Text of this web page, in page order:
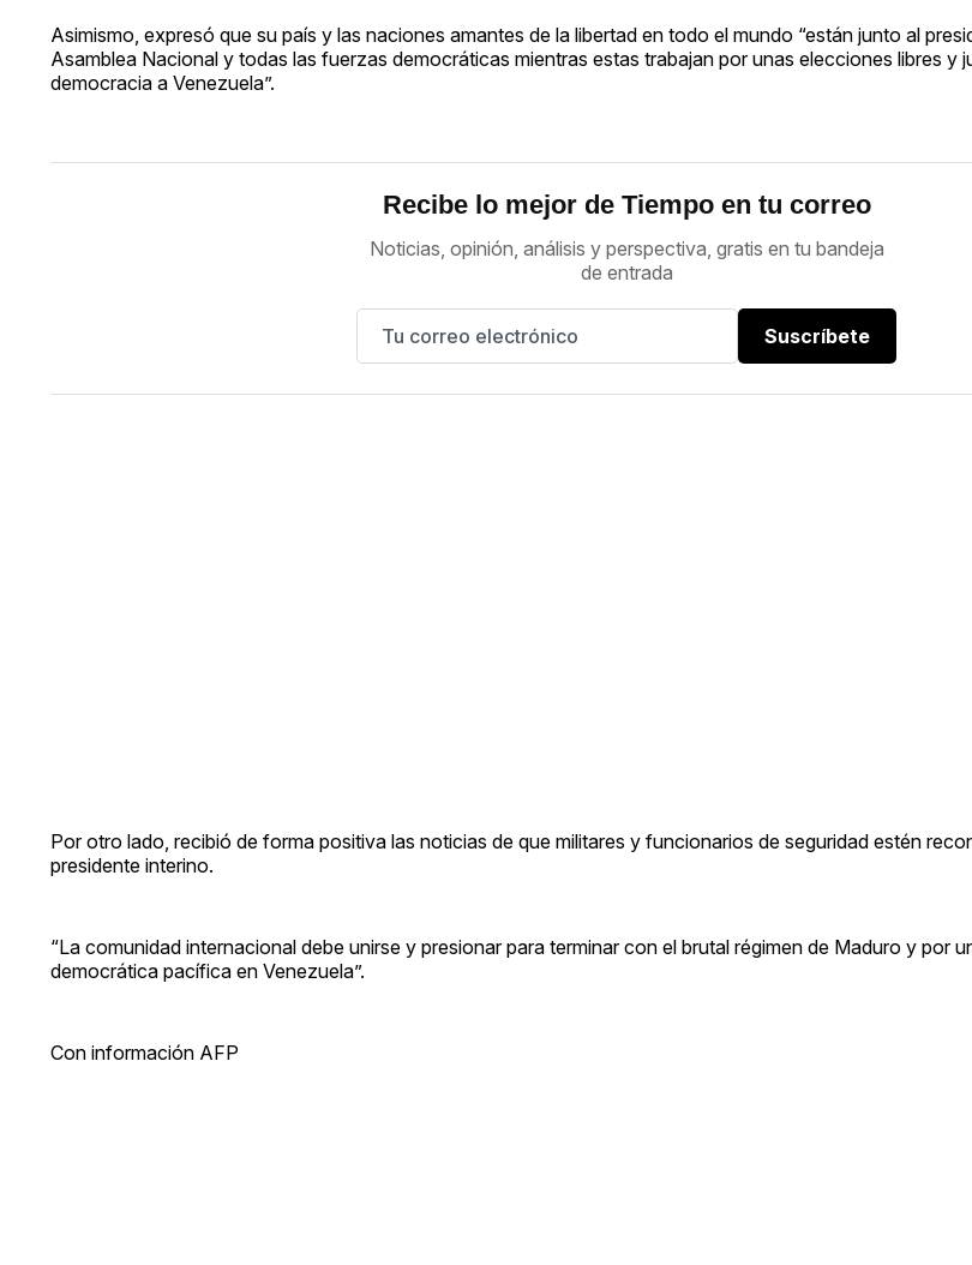
Asimismo, expresó que su país y las naciones amantes de la libertad en todo el mundo “están junto al
Asamblea Nacional y todas las fuerzas democráticas mientras estas trabajan por unas elecciones libres y
democracia a Venezuela”.
Recibe lo mejor de Tiempo en tu correo
Noticias, opinión, análisis y perspectiva, gratis en tu bandeja
de entrada
Suscríbete
Por otro lado, recibió de forma positiva las noticias de que militares y funcionarios de seguridad estén
presidente interino.
“La comunidad internacional debe unirse y presionar para terminar con el brutal régimen de Maduro y por
democrática pacífica en Venezuela”.
Con información AFP